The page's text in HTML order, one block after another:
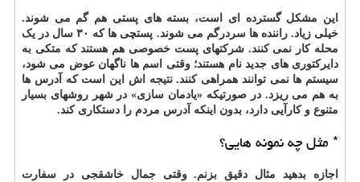
این مشکل گسترده ای است، بسته های پستی هم گم می شوند.
خیلی زیاد. راننده ها سردرگم می شوند. پستچی ها که ۳۰ سال در یک
محله کار نمی کنند. شرکتهای پست خصوصی هم هستند که متکی به
دایرکتوری های جدید نام هستند؛ وقتی اسم ها ناگهان عوض می شود،
سیستم ها نمی توانند همراهی کنند. نتیجه اش این است که آدرس ها
به هم می ریزد. در صورتیکه «یادمان سازی» در شهر روشهای بسیار
متنوع و کارآیی دارد، بدون اینکه آدرس مردم را دستکاری کند.
* مثل چه نمونه هایی؟
اجازه بدهید مثال دقیق بزنم. وقتی جمال خاشقجی در سفارت